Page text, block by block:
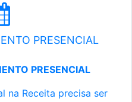
PRESENCIAL
PRESENCIAL
na Receita precisa ser